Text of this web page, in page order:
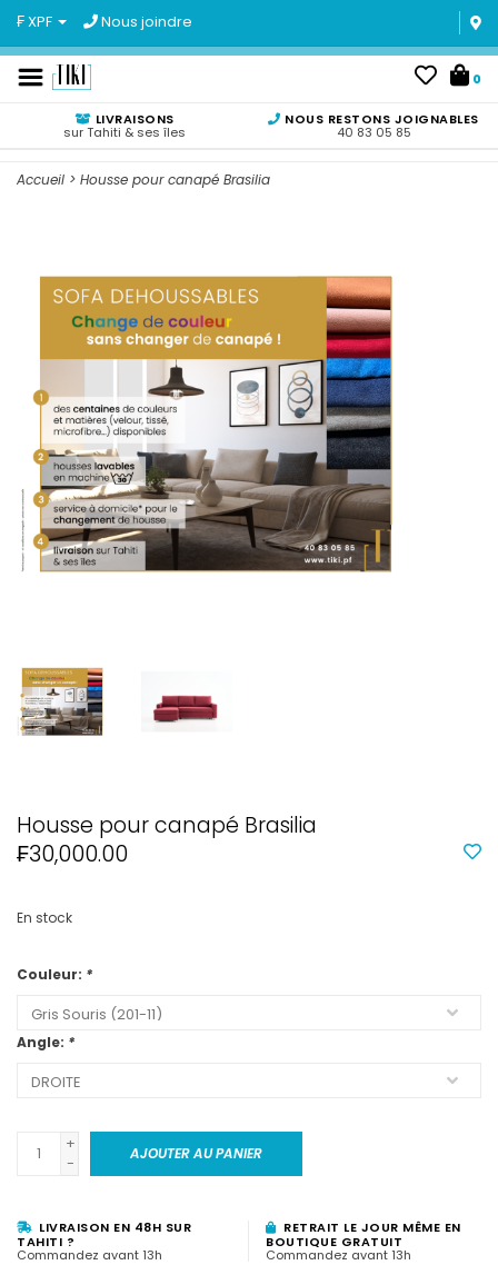
₣ XPF Nous joindre
0
LIVRAISONS
sur Tahiti & ses îles
NOUS RESTONS JOIGNABLES
40 83 05 85
Accueil > Housse pour canapé Brasilia
Housse pour canapé Brasilia
₣30,000.00
En stock
Couleur: *
Angle: *
+
-
AJOUTER AU PANIER
LIVRAISON EN 48H SUR
TAHITI ?
Commandez avant 13h
RETRAIT LE JOUR MÊME EN
BOUTIQUE GRATUIT
Commandez avant 13h